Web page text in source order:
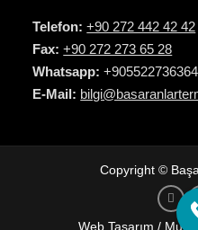
Telefon: +90 272 442 42 42
Fax: +90 272 273 65 28
Whatsapp: +905522736364
E-Mail:
Copyright ©
Web Tasarım /